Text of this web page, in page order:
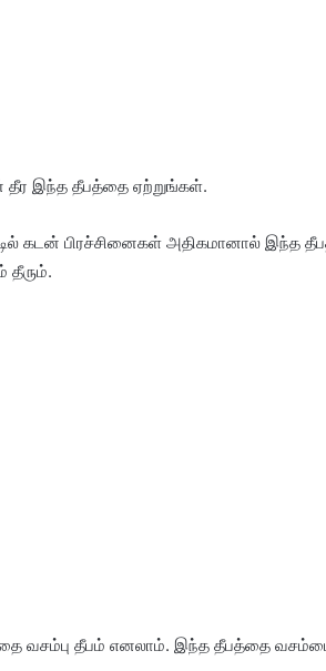
தீர இந்த தீபத்தை ஏற்றுங்கள்.
கடன் பிரச்சினைகள் அதிகமானால் இந்த
வசம்பு தீபம் எனலாம். இந்த தீபத்தை